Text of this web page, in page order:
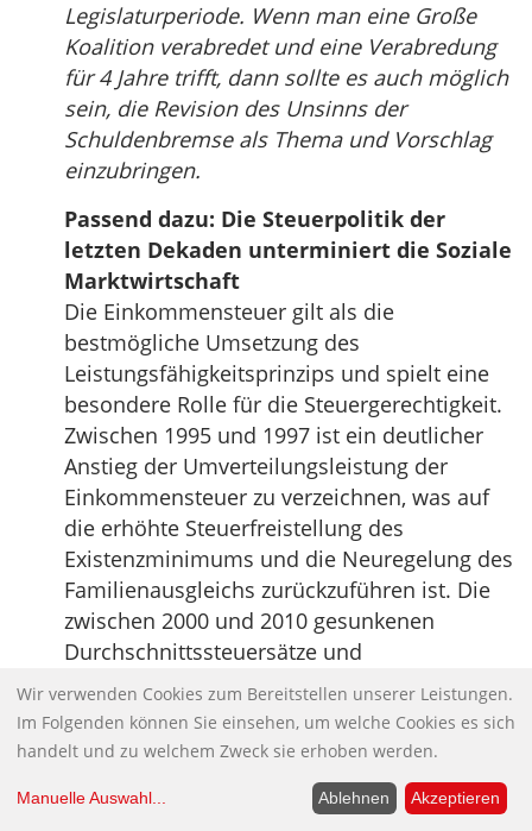
Legislaturperiode. Wenn man eine Große
Koalition verabredet und eine Verabredung
für 4 Jahre trifft, dann sollte es auch möglich
sein, die Revision des Unsinns der
Schuldenbremse als Thema und Vorschlag
einzubringen.
Passend dazu: Die Steuerpolitik der
letzten Dekaden unterminiert die Soziale
Marktwirtschaft
Die Einkommensteuer gilt als die
bestmögliche Umsetzung des
Leistungsfähigkeitsprinzips und spielt eine
besondere Rolle für die Steuergerechtigkeit.
Zwischen 1995 und 1997 ist ein deutlicher
Anstieg der Umverteilungsleistung der
Einkommensteuer zu verzeichnen, was auf
die erhöhte Steuerfreistellung des
Existenzminimums und die Neuregelung des
Familienausgleichs zurückzuführen ist. Die
zwischen 2000 und 2010 gesunkenen
Durchschnittssteuersätze und
Grenzsteuersätze der Einkommensteuer für
alle Einkommensgruppen2 kehrten diesen
Trend um und ließen die
Umverteilungsleistung sinken. Eine weitere
Minderung der Umverteilungsleistung der
Wir verwenden Cookies zum Bereitstellen unserer Leistungen.
Im Folgenden können Sie einsehen, um welche Cookies es sich
handelt und zu welchem Zweck sie erhoben werden.
Manuelle Auswahl... Ablehnen Akzeptieren